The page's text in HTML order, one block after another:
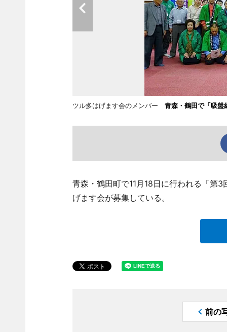
ツル多はげます会のメンバー 青森・鶴田で「吸
青森・鶴田町で11月18日に行われる「第
げます会が募集している。
前の